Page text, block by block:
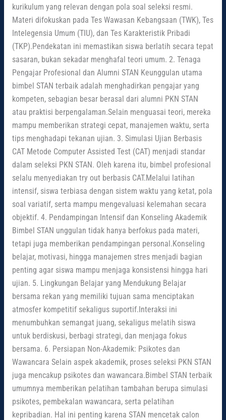
kurikulum yang relevan dengan pola soal seleksi resmi.
Materi difokuskan pada Tes Wawasan Kebangsaan (TWK), Tes
Intelegensia Umum (TIU), dan Tes Karakteristik Pribadi
(TKP).Pendekatan ini memastikan siswa berlatih secara tepat
sasaran, bukan sekadar menghafal teori umum. 2. Tenaga
Pengajar Profesional dan Alumni STAN Keunggulan utama
bimbel STAN terbaik adalah menghadirkan pengajar yang
kompeten, sebagian besar berasal dari alumni PKN STAN
atau praktisi berpengalaman.Selain menguasai teori, mereka
mampu memberikan strategi cepat, manajemen waktu, serta
tips menghadapi tekanan ujian. 3. Simulasi Ujian Berbasis
CAT Metode Computer Assisted Test (CAT) menjadi standar
dalam seleksi PKN STAN. Oleh karena itu, bimbel profesional
selalu menyediakan try out berbasis CAT.Melalui latihan
intensif, siswa terbiasa dengan sistem waktu yang ketat, pola
soal variatif, serta mampu mengevaluasi kelemahan secara
objektif. 4. Pendampingan Intensif dan Konseling Akademik
Bimbel STAN unggulan tidak hanya berfokus pada materi,
tetapi juga memberikan pendampingan personal.Konseling
belajar, motivasi, hingga manajemen stres menjadi bagian
penting agar siswa mampu menjaga konsistensi hingga hari
ujian. 5. Lingkungan Belajar yang Mendukung Belajar
bersama rekan yang memiliki tujuan sama menciptakan
atmosfer kompetitif sekaligus suportif.Interaksi ini
menumbuhkan semangat juang, sekaligus melatih siswa
untuk berdiskusi, berbagi strategi, dan menjaga fokus
bersama. 6. Persiapan Non-Akademik: Psikotes dan
Wawancara Selain aspek akademik, proses seleksi PKN STAN
juga mencakup psikotes dan wawancara.Bimbel STAN terbaik
umumnya memberikan pelatihan tambahan berupa simulasi
psikotes, pembekalan wawancara, serta pelatihan
kepribadian. Hal ini penting karena STAN mencetak calon